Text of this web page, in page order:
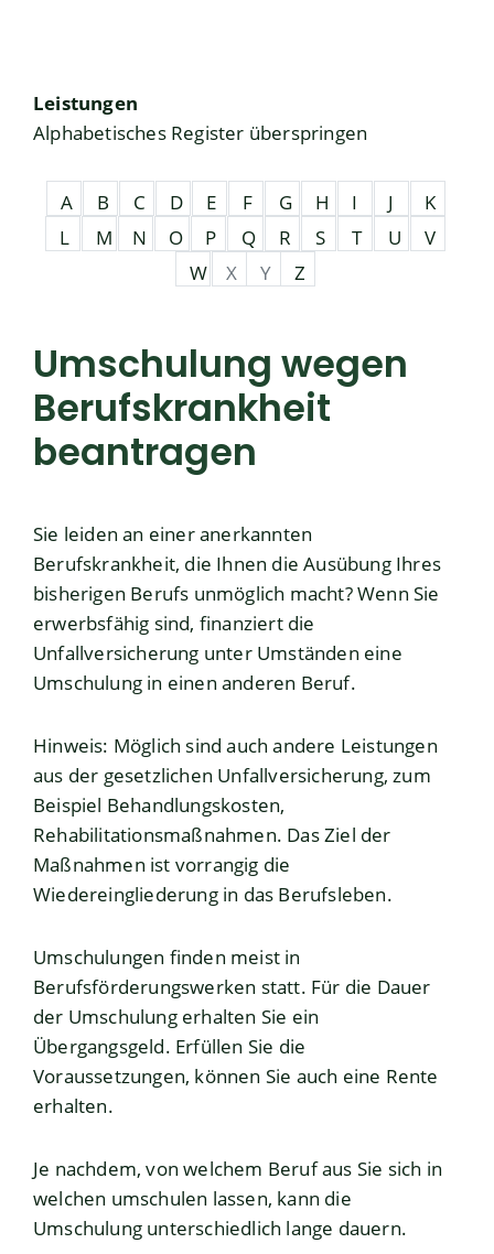
Leistungen
Alphabetisches Register überspringen
A B C D E F G H I J
K
L
M N O P Q R S T U
V
W
X Y Z
Umschulung wegen
Berufskrankheit
beantragen
Sie leiden an einer anerkannten
Berufskrankheit, die Ihnen die Ausübung Ihres
bisherigen Berufs unmöglich macht? Wenn Sie
erwerbsfähig sind, finanziert die
Unfallversicherung unter Umständen eine
Umschulung in einen anderen Beruf.
Hinweis: Möglich sind auch andere Leistungen
aus der gesetzlichen Unfallversicherung, zum
Beispiel Behandlungskosten,
Rehabilitationsmaßnahmen. Das Ziel der
Maßnahmen ist vorrangig die
Wiedereingliederung in das Berufsleben.
Umschulungen finden meist in
Berufsförderungswerken statt. Für die Dauer
der Umschulung erhalten Sie ein
Übergangsgeld. Erfüllen Sie die
Voraussetzungen, können Sie auch eine Rente
erhalten.
Je nachdem, von welchem Beruf aus Sie sich in
welchen umschulen lassen, kann die
Umschulung unterschiedlich lange dauern.